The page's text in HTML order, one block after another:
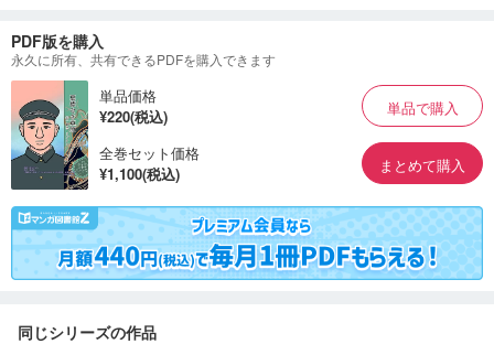
PDF版を購入
永久に所有、共有できるPDFを購入できます
単品価格
¥220(税込)
単品で購入
全巻セット価格
¥1,100(税込)
まとめて購入
同じシリーズの作品